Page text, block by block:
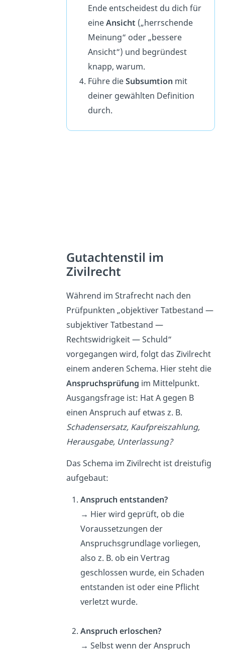
Ende entscheidest du dich für
eineAnsicht („herrschende
Meinung“ oder „bessere
Ansicht“) und begründest
knapp, warum.
Führe dieSubsumtion mit
deiner gewählten Definition
durch.
Gutachtenstil im
Zivilrecht
Während im Strafrecht nach den
Prüfpunkten „objektiver Tatbestand —
subjektiver Tatbestand —
Rechtswidrigkeit — Schuld“
vorgegangen wird, folgt das Zivilrecht
einem anderen Schema. Hier steht die
Anspruchsprüfung im Mittelpunkt.
Ausgangsfrage ist: Hat A gegen B
einen Anspruch auf etwas z. B.
Schadensersatz, Kaufpreiszahlung,
Herausgabe, Unterlassung?
Das Schema im Zivilrecht ist dreistufig
aufgebaut:
Anspruch entstanden?
→ Hier wird geprüft, ob die
Voraussetzungen der
Anspruchsgrundlage vorliegen,
also z. B. ob ein Vertrag
geschlossen wurde, ein Schaden
entstanden ist oder eine Pflicht
verletzt wurde.
Anspruch erloschen?
→Selbst wenn der Anspruch